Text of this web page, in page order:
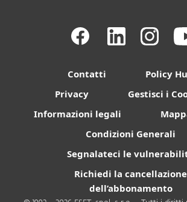
Contatti
Policy
Privacy
Gestisci i
Informazioni legali
Condizioni Generali
Segnalateci le
Richiedi la cancellazione
dell’abbonamento